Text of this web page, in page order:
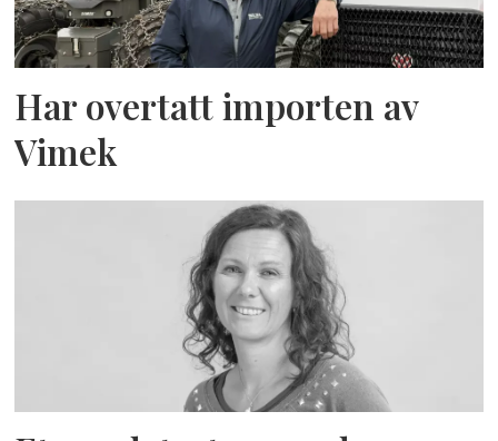
Har overtatt importen av
Vimek